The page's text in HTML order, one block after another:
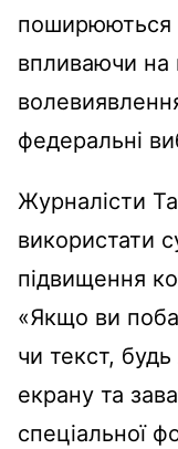
поширюються
впливаючи на
федеральні
Журналісти
використати
підвищення
«Якщо ви
чи текст,
екрану та
спеціальної